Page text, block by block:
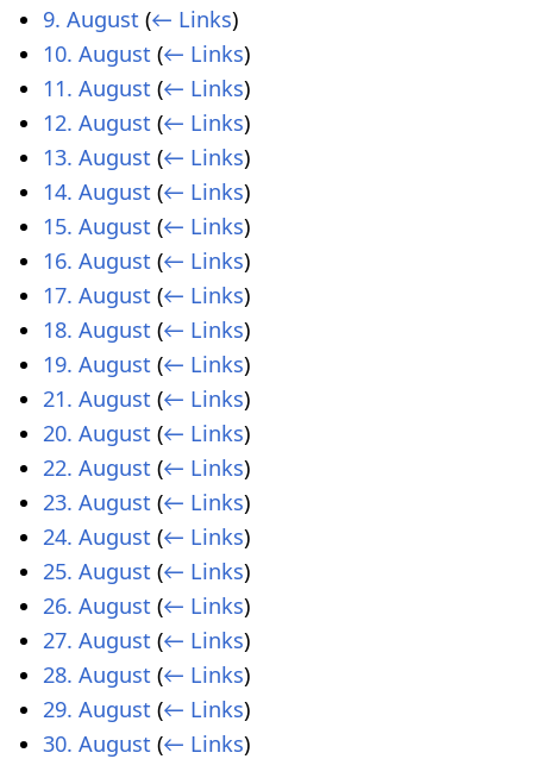
9. August (← Links)
10. August (← Links)
11. August (← Links)
12. August (← Links)
13. August (← Links)
14. August (← Links)
15. August (← Links)
16. August (← Links)
17. August (← Links)
18. August (← Links)
19. August (← Links)
21. August (← Links)
20. August (← Links)
22. August (← Links)
23. August (← Links)
24. August (← Links)
25. August (← Links)
26. August (← Links)
27. August (← Links)
28. August (← Links)
29. August (← Links)
30. August (← Links)